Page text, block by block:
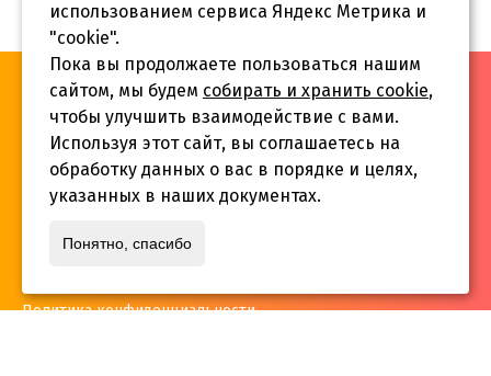
«Инва-Студия. Академия. Центр социальной реабилитации»,
© 2026 г.
г. Краснодар, ул.Садовая 12/14
Политика конфиденциальности
использованием сервиса Яндекс Метрика и
"cookie".
Пока вы продолжаете пользоваться нашим
сайтом, мы будем собирать и хранить cookie,
чтобы улучшить взаимодействие с вами.
Используя этот сайт, вы соглашаетесь на
обработку данных о вас в порядке и целях,
указанных в наших документах.
Понятно, спасибо